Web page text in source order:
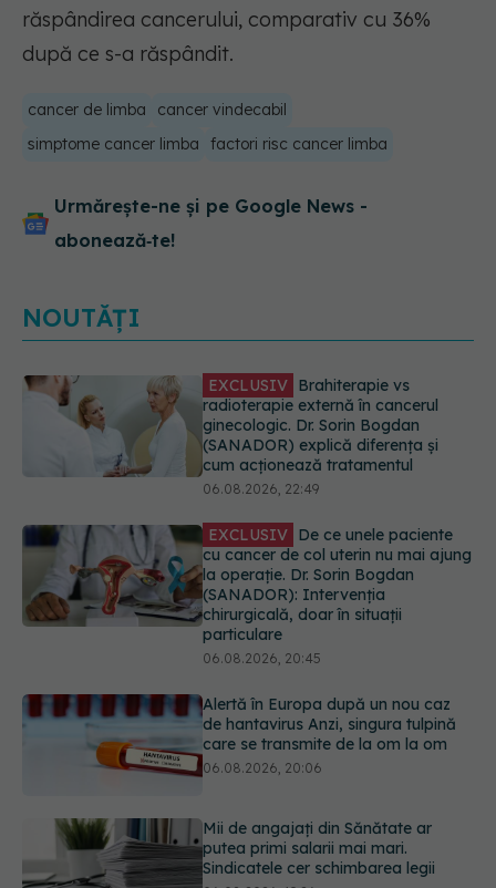
răspândirea cancerului, comparativ cu 36%
după ce s-a răspândit.
cancer de limba
cancer vindecabil
simptome cancer limba
factori risc cancer limba
Urmărește-ne și pe Google News -
abonează‑te!
NOUTĂȚI
EXCLUSIV De ce unele paciente
cu cancer de col uterin nu mai ajung
la operație. Dr. Sorin Bogdan
(SANADOR): Intervenția
chirurgicală, doar în situații
particulare
06.08.2026, 20:45
Alertă în Europa după un nou caz
de hantavirus Anzi, singura tulpină
care se transmite de la om la om
06.08.2026, 20:06
putea primi salarii mai mari.
Sindicatele cer schimbarea legii
06.08.2026, 19:26
care pot fi tratate fără operație. Dr.
Sorin Bogdan (SANADOR): Chirurgia
este indicată doar punctual, pentru